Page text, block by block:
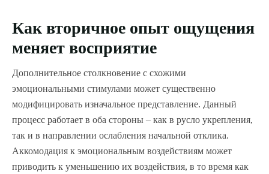
Как вторичное опыт ощущения
меняет восприятие
Дополнительное столкновение с схожими
эмоциональными стимулами может существенно
модифицировать изначальное представление. Данный
процесс работает в оба стороны – как в русло укрепления,
так и в направлении ослабления начальной отклика.
Аккомодация к эмоциональным воздействиям может
приводить к уменьшению их воздействия, в то время как